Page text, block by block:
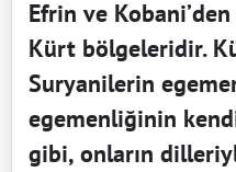
Efrin ve
Kürt bölgeleridir.
Suryanilerin
egemenliğinin
gibi, onların